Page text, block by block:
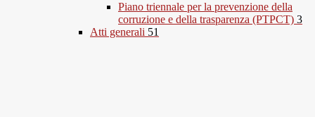
Piano triennale per la prevenzione della
corruzione e della trasparenza (PTPCT) 3
Atti generali 51